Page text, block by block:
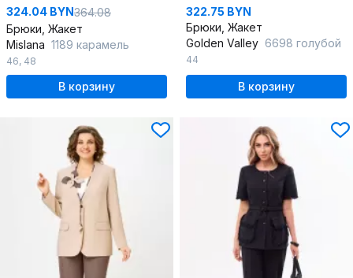
324.04 BYN364.08
Брюки, Жакет
Mislana 1189 карамель
46, 48
В корзину
322.75 BYN
Брюки, Жакет
Golden Valley 6698 голубой
44
В корзину